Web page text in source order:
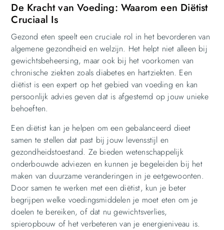
De Kracht van Voeding: Waarom een Diëtist
Cruciaal Is
Gezond eten speelt een cruciale rol in het bevorderen van
algemene gezondheid en welzijn. Het helpt niet alleen bij
gewichtsbeheersing, maar ook bij het voorkomen van
chronische ziekten zoals diabetes en hartziekten. Een
diëtist is een expert op het gebied van voeding en kan
persoonlijk advies geven dat is afgestemd op jouw unieke
behoeften.
Een diëtist kan je helpen om een gebalanceerd dieet
samen te stellen dat past bij jouw levensstijl en
gezondheidstoestand. Ze bieden wetenschappelijk
onderbouwde adviezen en kunnen je begeleiden bij het
maken van duurzame veranderingen in je eetgewoonten.
Door samen te werken met een diëtist, kun je beter
begrijpen welke voedingsmiddelen je moet eten om je
doelen te bereiken, of dat nu gewichtsverlies,
spieropbouw of het verbeteren van je energieniveau is.